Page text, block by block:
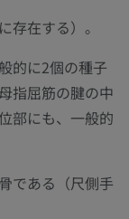
在する）。
的に2個の種子
指屈筋の腱の中
部にも、一般的
である（尺側手